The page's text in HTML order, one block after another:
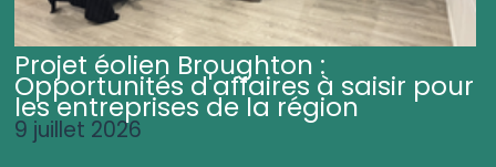
Projet éolien Broughton :
Opportunités d'affaires à saisir pour
les entreprises de la région
9 juillet 2026